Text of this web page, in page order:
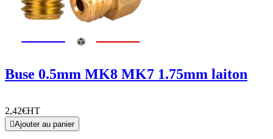
Buse 0.5mm MK8 MK7 1.75mm laiton
2,42€HT
Ajouter au panier